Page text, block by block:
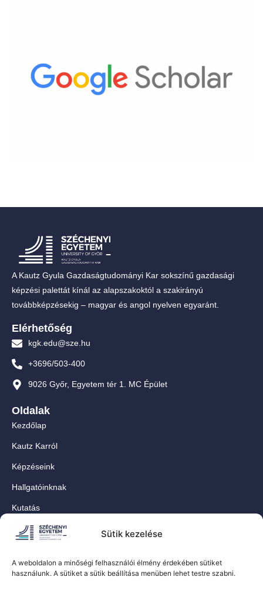
Sütik kezelése
A weboldalon a minőségi felhasználói élmény érdekében sütiket
használunk. A sütiket a sütik beállítása menüben lehet testre szabni.
A Kautz Gyula Gazdaságtudományi Kar sokszínű gazdasági
képzési palettát kínál az alapszakoktól a szakirányú
továbbképzésekig – magyar és angol nyelven egyaránt.
Elérhetőség
kgk.edu@sze.hu
+3696/503-400
9026 Győr, Egyetem tér 1. MC Épület
Oldalak
Kezdőlap
Kautz Karról
Képzéseink
Hallgatóinknak
Kutatás
Munkatársainknak
For Our International Students